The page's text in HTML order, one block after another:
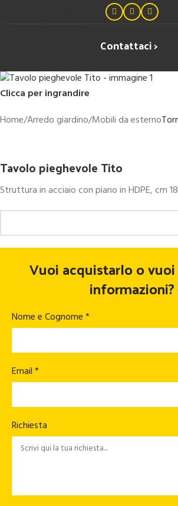
Contattaci >
Clicca per ingrandire
Home/Arredo giardino/Mobili da esterno
Tavolo pieghevole Tito
Struttura in acciaio con piano in HDPE, cm
Vuoi acquistarlo o
informazioni?
Nome e Cognome *
Email *
Richiesta